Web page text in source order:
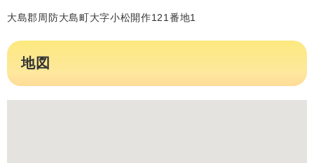
大島郡周防大島町大字小松開作121番地1
地図